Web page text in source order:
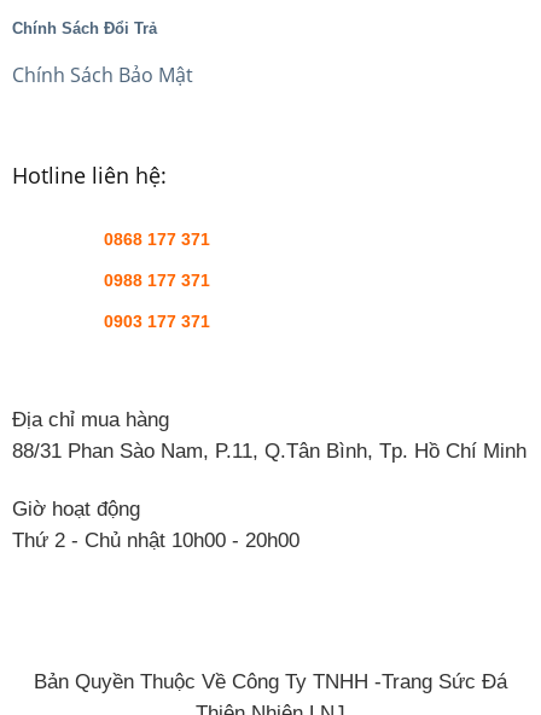
Chính Sách Đổi Trả
Chính Sách Bảo Mật
Hotline liên hệ:
0868 177 371
0988 177 371
0903 177 371
Địa chỉ mua hàng
88/31 Phan Sào Nam, P.11, Q.Tân Bình, Tp. Hồ Chí Minh
Giờ hoạt động
Thứ 2 - Chủ nhật 10h00 - 20h00
Bản Quyền Thuộc Về Công Ty TNHH -Trang Sức Đá